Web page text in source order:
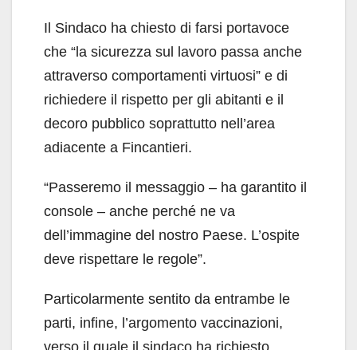
Il Sindaco ha chiesto di farsi portavoce
che “la sicurezza sul lavoro passa anche
attraverso comportamenti virtuosi” e di
richiedere il rispetto per gli abitanti e il
decoro pubblico soprattutto nell’area
adiacente a Fincantieri.
“Passeremo il messaggio – ha garantito il
console – anche perché ne va
dell’immagine del nostro Paese. L’ospite
deve rispettare le regole”.
Particolarmente sentito da entrambe le
parti, infine, l’argomento vaccinazioni,
verso il quale il sindaco ha richiesto